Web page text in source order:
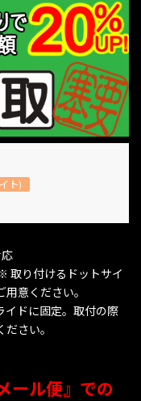
ト)
り付けるドットサイ
意ください。
イドに固定。取付の際
さい。
ール便』での